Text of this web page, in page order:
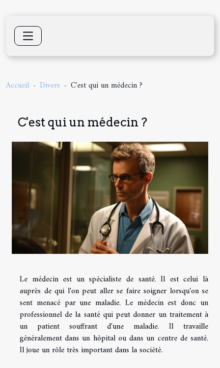
Accueil Divers C'est qui un médecin ?
C'est qui un médecin ?
Le médecin est un spécialiste de santé. Il est celui là
auprès de qui l'on peut aller se faire soigner lorsqu'on se
sent menacé par une maladie. Le médecin est donc un
professionnel de la santé qui peut donner un traitement à
un patient souffrant d'une maladie. Il travaille
généralement dans un hôpital ou dans un centre de santé.
Il joue un rôle très important dans la société.